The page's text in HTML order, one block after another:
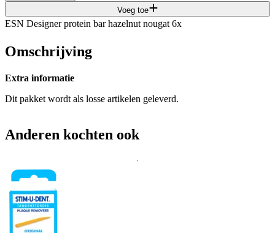
Voeg toe
ESN Designer protein bar hazelnut nougat 6x
Omschrijving
Extra informatie
Dit pakket wordt als losse artikelen geleverd.
Anderen kochten ook